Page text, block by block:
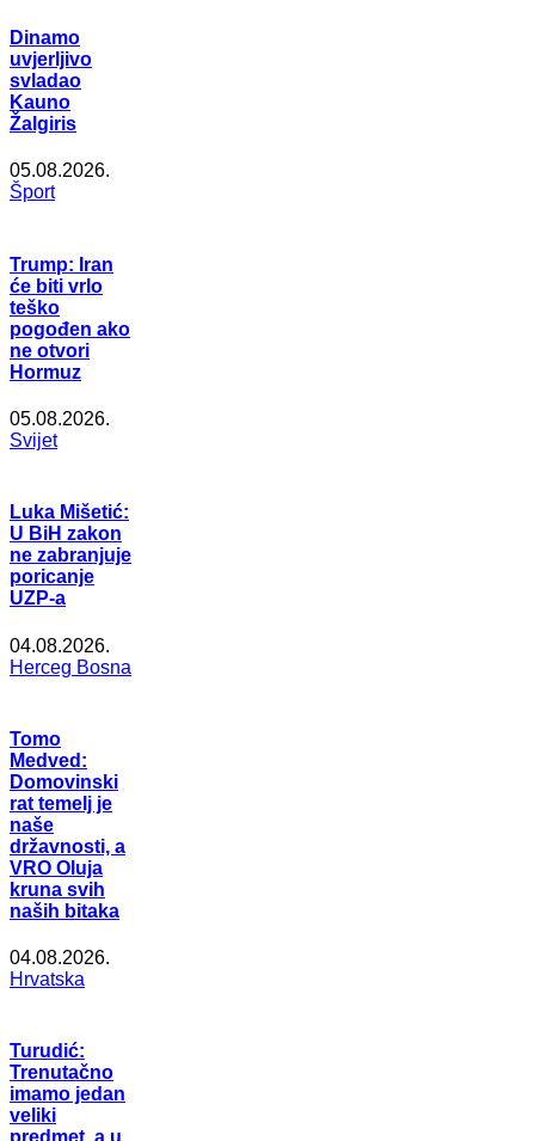
Dinamo
uvjerljivo
svladao
Kauno
Žalgiris
05.08.2026.
Šport
Trump: Iran
će biti vrlo
teško
pogođen ako
ne otvori
Hormuz
05.08.2026.
Svijet
Luka Mišetić:
U BiH zakon
ne zabranjuje
poricanje
UZP-a
04.08.2026.
Herceg Bosna
Tomo
Medved:
Domovinski
rat temelj je
naše
državnosti, a
VRO Oluja
kruna svih
naših bitaka
04.08.2026.
Hrvatska
Turudić:
Trenutačno
imamo jedan
veliki